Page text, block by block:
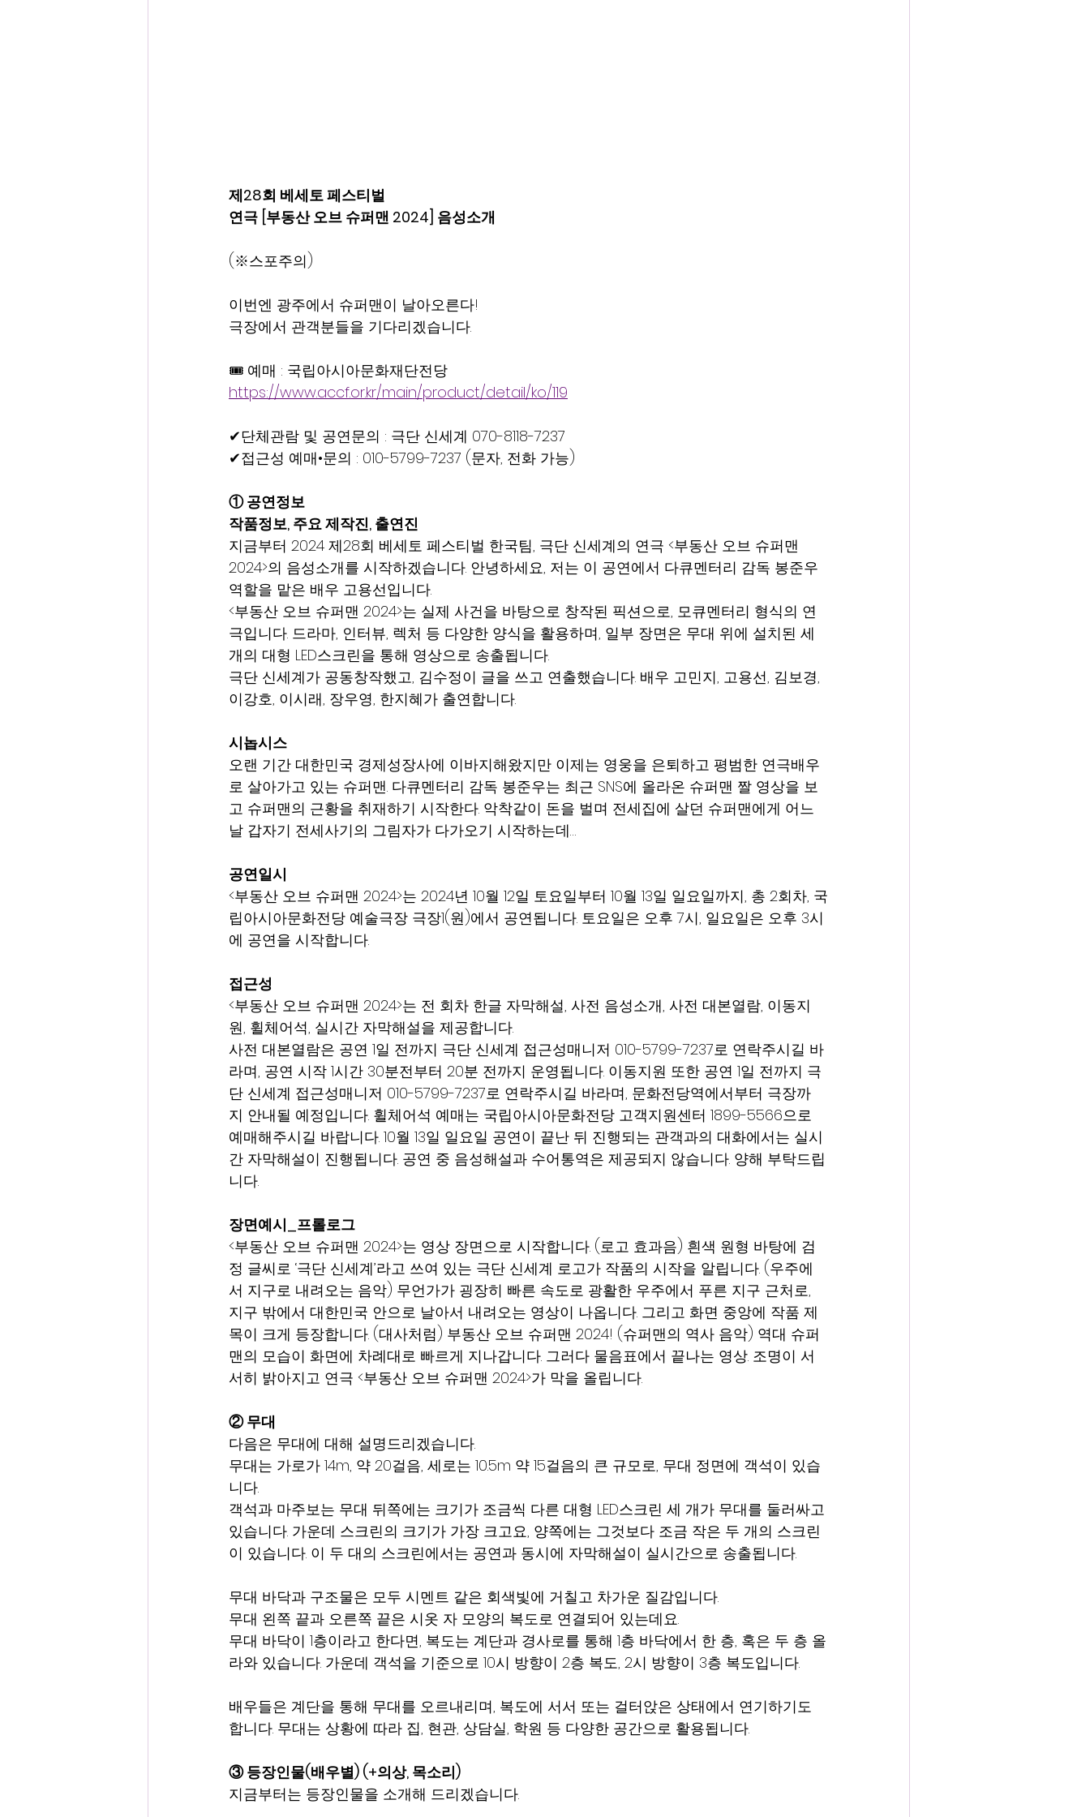
제28회 베세토 페스티벌
연극 [부동산 오브 슈퍼맨 2024] 음성소개
(※스포주의)
이번엔 광주에서 슈퍼맨이 날아오른다!
극장에서 관객분들을 기다리겠습니다.
🎟 예매 : 국립아시아문화재단전당
https://www.accf.or.kr/main/product/detail/ko/119
✔단체관람 및 공연문의 : 극단 신세계 070-8118-7237
✔접근성 예매•문의 : 010-5799-7237 (문자, 전화 가능)
① 공연정보
작품정보, 주요 제작진, 출연진
지금부터 2024 제28회 베세토 페스티벌 한국팀, 극단 신세계의 연극 <부동산 오브 슈퍼맨
2024>의 음성소개를 시작하겠습니다. 안녕하세요, 저는 이 공연에서 다큐멘터리 감독 봉준우
역할을 맡은 배우 고용선입니다.
<부동산 오브 슈퍼맨 2024>는 실제 사건을 바탕으로 창작된 픽션으로, 모큐멘터리 형식의 연
극입니다. 드라마, 인터뷰, 렉처 등 다양한 양식을 활용하며, 일부 장면은 무대 위에 설치된 세
개의 대형 LED스크린을 통해 영상으로 송출됩니다.
극단 신세계가 공동창작했고, 김수정이 글을 쓰고 연출했습니다. 배우 고민지, 고용선, 김보경,
이강호, 이시래, 장우영, 한지혜가 출연합니다.
시놉시스
오랜 기간 대한민국 경제성장사에 이바지해왔지만 이제는 영웅을 은퇴하고 평범한 연극배우
로 살아가고 있는 슈퍼맨. 다큐멘터리 감독 봉준우는 최근 SNS에 올라온 슈퍼맨 짤 영상을 보
고 슈퍼맨의 근황을 취재하기 시작한다. 악착같이 돈을 벌며 전세집에 살던 슈퍼맨에게 어느
날 갑자기 전세사기의 그림자가 다가오기 시작하는데…
공연일시
<부동산 오브 슈퍼맨 2024>는 2024년 10월 12일 토요일부터 10월 13일 일요일까지, 총 2회차, 국
립아시아문화전당 예술극장 극장1(원)에서 공연됩니다. 토요일은 오후 7시, 일요일은 오후 3시
에 공연을 시작합니다.
접근성
<부동산 오브 슈퍼맨 2024>는 전 회차 한글 자막해설, 사전 음성소개, 사전 대본열람, 이동지
원, 휠체어석, 실시간 자막해설을 제공합니다.
사전 대본열람은 공연 1일 전까지 극단 신세계 접근성매니저 010-5799-7237로 연락주시길 바
라며, 공연 시작 1시간 30분전부터 20분 전까지 운영됩니다. 이동지원 또한 공연 1일 전까지 극
단 신세계 접근성매니저 010-5799-7237로 연락주시길 바라며, 문화전당역에서부터 극장까
지 안내될 예정입니다. 휠체어석 예매는 국립아시아문화전당 고객지원센터 1899-5566으로
예매해주시길 바랍니다. 10월 13일 일요일 공연이 끝난 뒤 진행되는 관객과의 대화에서는 실시
간 자막해설이 진행됩니다. 공연 중 음성해설과 수어통역은 제공되지 않습니다. 양해 부탁드립
니다.
장면예시_프롤로그
<부동산 오브 슈퍼맨 2024>는 영상 장면으로 시작합니다. (로고 효과음) 흰색 원형 바탕에 검
정 글씨로 ‘극단 신세계’라고 쓰여 있는 극단 신세계 로고가 작품의 시작을 알립니다. (우주에
서 지구로 내려오는 음악) 무언가가 굉장히 빠른 속도로 광활한 우주에서 푸른 지구 근처로,
지구 밖에서 대한민국 안으로 날아서 내려오는 영상이 나옵니다. 그리고 화면 중앙에 작품 제
목이 크게 등장합니다. (대사처럼) 부동산 오브 슈퍼맨 2024! (슈퍼맨의 역사 음악) 역대 슈퍼
맨의 모습이 화면에 차례대로 빠르게 지나갑니다. 그러다 물음표에서 끝나는 영상. 조명이 서
서히 밝아지고 연극 <부동산 오브 슈퍼맨 2024>가 막을 올립니다.
② 무대
다음은 무대에 대해 설명드리겠습니다.
무대는 가로가 14m, 약 20걸음, 세로는 10.5m 약 15걸음의 큰 규모로, 무대 정면에 객석이 있습
니다.
객석과 마주보는 무대 뒤쪽에는 크기가 조금씩 다른 대형 LED스크린 세 개가 무대를 둘러싸고
있습니다. 가운데 스크린의 크기가 가장 크고요, 양쪽에는 그것보다 조금 작은 두 개의 스크린
이 있습니다. 이 두 대의 스크린에서는 공연과 동시에 자막해설이 실시간으로 송출됩니다.
무대 바닥과 구조물은 모두 시멘트 같은 회색빛에 거칠고 차가운 질감입니다.
무대 왼쪽 끝과 오른쪽 끝은 시옷 자 모양의 복도로 연결되어 있는데요.
무대 바닥이 1층이라고 한다면, 복도는 계단과 경사로를 통해 1층 바닥에서 한 층, 혹은 두 층 올
라와 있습니다. 가운데 객석을 기준으로 10시 방향이 2층 복도, 2시 방향이 3층 복도입니다.
배우들은 계단을 통해 무대를 오르내리며, 복도에 서서 또는 걸터앉은 상태에서 연기하기도
합니다. 무대는 상황에 따라 집, 현관, 상담실, 학원 등 다양한 공간으로 활용됩니다.
③ 등장인물(배우별) (+의상, 목소리)
지금부터는 등장인물을 소개해 드리겠습니다.